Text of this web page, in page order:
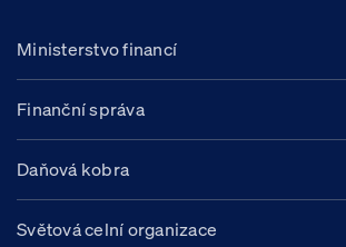
Ministerstvo financí
Finanční správa
Daňová kobra
Světová celní organizace